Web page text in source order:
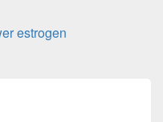
estrogen